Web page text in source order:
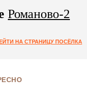
Романово-2
НА СТРАНИЦУ ПОСЁЛКА